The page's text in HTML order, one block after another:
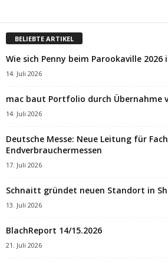
BELIEBTE ARTIKEL
Wie sich Penny beim Parookaville 2026
14. Juli 2026
mac baut Portfolio durch Übernahme
14. Juli 2026
Deutsche Messe: Neue Leitung für
Endverbrauchermessen
17. Juli 2026
Schnaitt gründet neuen Standort in
13. Juli 2026
BlachReport 14/15.2026
21. Juli 2026